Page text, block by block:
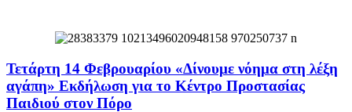
Τετάρτη 14 Φεβρουαρίου «Δίνουμε νόημα στη λέξη
αγάπη» Εκδήλωση για το Κέντρο Προστασίας
Παιδιού στον Πόρο